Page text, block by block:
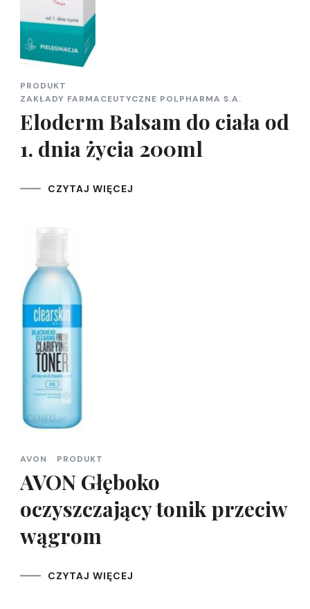
PRODUKT
ZAKŁADY FARMACEUTYCZNE POLPHARMA S.A.
Eloderm Balsam do ciała od
1. dnia życia 200ml
CZYTAJ WIĘCEJ
AVON PRODUKT
AVON Głęboko
oczyszczający tonik przeciw
wągrom
CZYTAJ WIĘCEJ